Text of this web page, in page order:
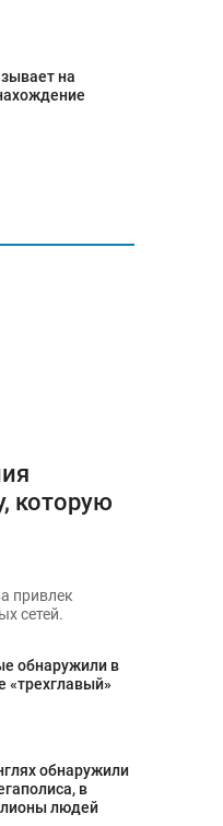
на
которую
привлек
сетей.
обнаружили в
«трехглавый»
обнаружили
в
людей